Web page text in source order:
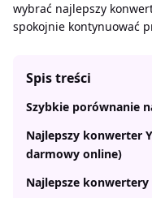
wybrać najlepszy
spokojnie kontynuować
Spis treści
Szybkie porównanie
Najlepszy konwerter
darmowy online)
Najlepsze